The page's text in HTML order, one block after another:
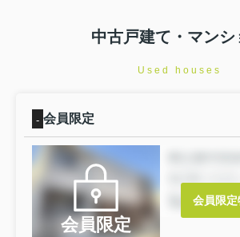
中古戸建て・マンシ
Used houses
- 会員限定
会員限定
会員限